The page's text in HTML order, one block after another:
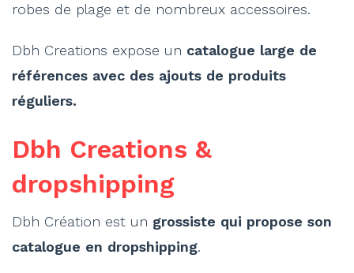
robes de plage et de nombreux accessoires.
Dbh Creations expose un catalogue large de
références avec des ajouts de produits
réguliers.
Dbh Creations &
dropshipping
Dbh Création est un grossiste qui propose son
catalogue en dropshipping.